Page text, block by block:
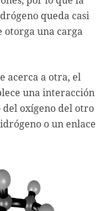
queda casi
otorga una carga
acerca a otra, el
una interacción
del oxígeno del otro
o un enlace